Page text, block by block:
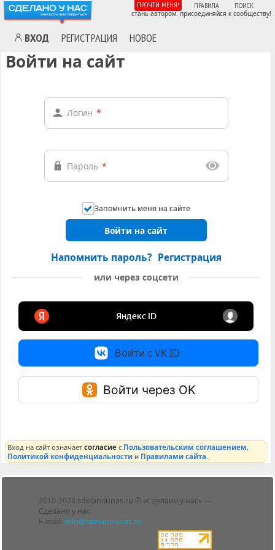
ВХОД РЕГИСТРАЦИЯ НОВОЕ
ПРОЧТИ МЕНЯ! ПРАВИЛА ПОИСК
стань автором. присоединяйся к сообществу!
Войти на сайт
Логин *
Пароль *
Запомнить меня на сайте
Войти на сайт
Напомнить пароль? Регистрация
или через соцсети
Войти с VK ID
Войти через OK
Вход на сайт означаетсогласие с Пользовательским соглашением,
Политикой конфиденциальности и Правилами сайта
2010-2026 sdelanounas.ru © «Сделано у нас» —
Сделано у нас
E-mail: info@sdelanounas.ru
Блоги
Люди
Политика